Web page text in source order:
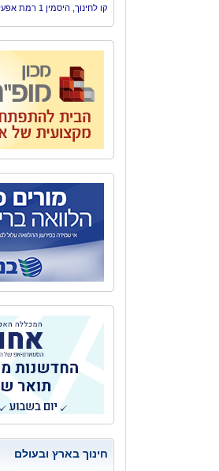
קו לחינוך, היסמין 1 רמת אפעל. 03-6354484
חינוך בארץ ובעולם